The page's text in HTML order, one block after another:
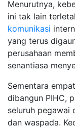
Menurutnya,
ini tak lain
komunikasi
yang terus
perusahaan
senantiasa
Sementara
dibangun PIHC,
seluruh pegawai
dan waspada.